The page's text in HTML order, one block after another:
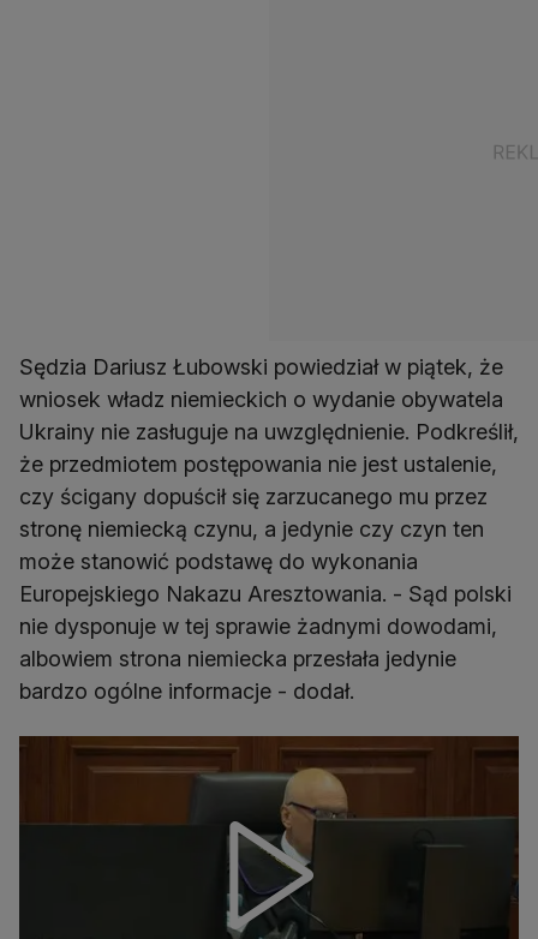
Sędzia Dariusz Łubowski powiedział w piątek, że
wniosek władz niemieckich o wydanie obywatela
Ukrainy nie zasługuje na uwzględnienie. Podkreślił,
że przedmiotem postępowania nie jest ustalenie,
czy ścigany dopuścił się zarzucanego mu przez
stronę niemiecką czynu, a jedynie czy czyn ten
może stanowić podstawę do wykonania
Europejskiego Nakazu Aresztowania. - Sąd polski
nie dysponuje w tej sprawie żadnymi dowodami,
albowiem strona niemiecka przesłała jedynie
bardzo ogólne informacje - dodał.